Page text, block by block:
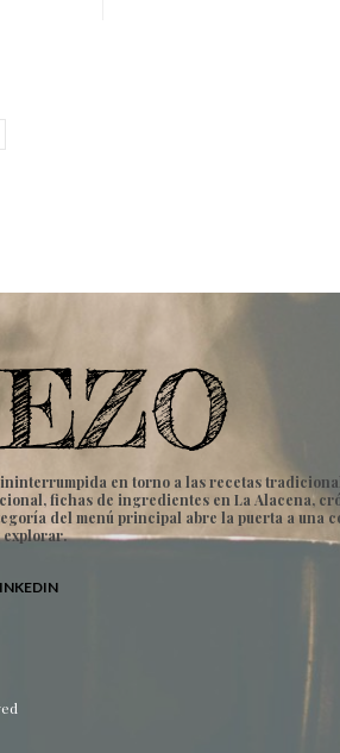
en torno a las recetas
fichas de ingredientes en La Alacena,
del menú principal abre la puerta a una
explorar.